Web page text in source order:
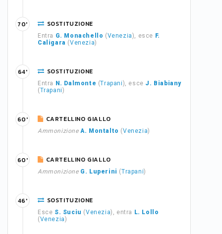
SOSTITUZIONE
Entra G. Monachello (Venezia), esce F.
Caligara (Venezia)
70'
SOSTITUZIONE
Entra N. Dalmonte (Trapani), esce J. Biabiany
(Trapani)
64'
CARTELLINO GIALLO
Ammonizione A. Montalto (Venezia)
60'
CARTELLINO GIALLO
Ammonizione G. Luperini (Trapani)
60'
SOSTITUZIONE
Esce S. Suciu (Venezia), entra
L. Lollo
(Venezia)
46'